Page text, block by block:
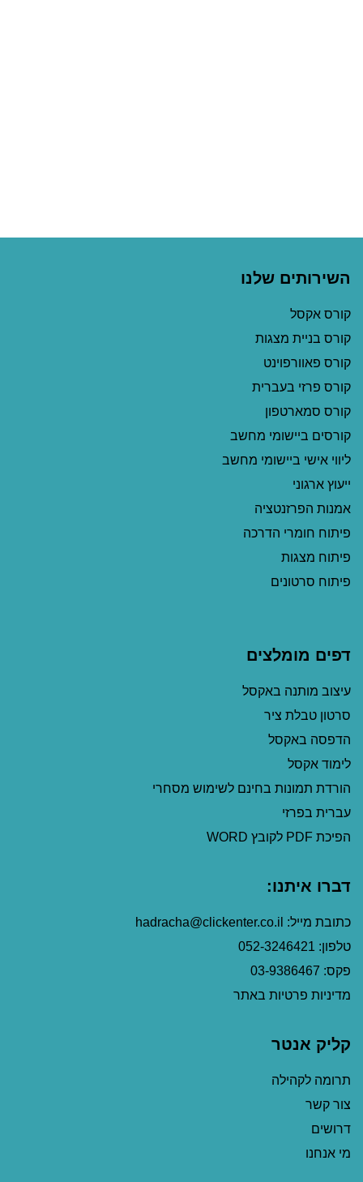
השירותים שלנו
קורס אקסל
קורס בניית מצגות
קורס פאוורפוינט
קורס פרזי בעברית
קורס סמארטפון
קורסים ביישומי מחשב
ליווי אישי ביישומי מחשב
ייעוץ ארגוני
אמנות הפרזנטציה
פיתוח חומרי הדרכה
פיתוח מצגות
פיתוח סרטונים
דפים מומלצים
עיצוב מותנה באקסל
סרטון טבלת ציר
הדפסה באקסל
לימוד אקסל
הורדת תמונות בחינם לשימוש מסחרי
עברית בפרזי
הפיכת PDF לקובץ WORD
דברו איתנו:
כתובת מייל: hadracha@clickenter.co.il
טלפון: 052-3246421
פקס: 03-9386467
מדיניות פרטיות באתר
קליק אנטר
תרומה לקהילה
צור קשר
דרושים
מי אנחנו